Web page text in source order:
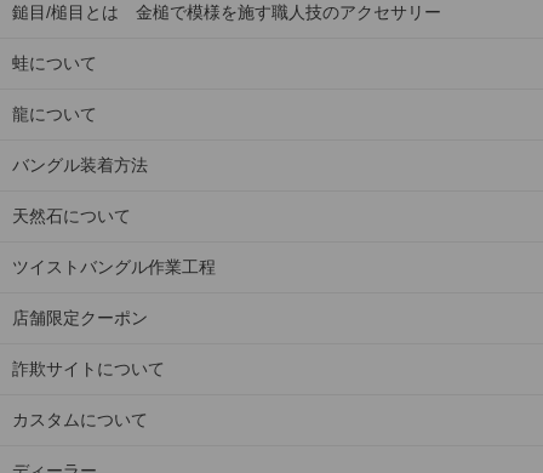
鎚目/槌目とは 金槌で模様を施す職人技のアクセサリー
蛙について
龍について
バングル装着方法
天然石について
ツイストバングル作業工程
店舗限定クーポン
詐欺サイトについて
カスタムについて